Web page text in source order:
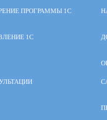
ПРОГРАММЫ 1С
1С